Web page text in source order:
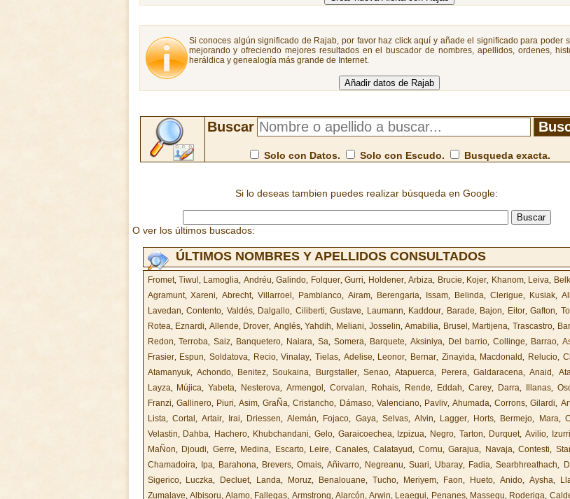
Si conoces algún significado de Rajab, por favor haz click aquí y añade el significado para poder
mejorando y ofreciendo mejores resultados en el buscador de nombres, apellidos, ordenes,
heráldica y genealogía más grande de Internet.
Buscar
Solo con Datos. Solo con Escudo. Busqueda exacta.
Si lo deseas tambien puedes realizar búsqueda en Google:
O ver los últimos buscados:
ÚLTIMOS NOMBRES Y APELLIDOS CONSULTADOS
Fromet, Tiwul , Lamoglia, Andréu,Galindo, Folquer,Gurri, Holdener,Arbiza, Brucie, Kojer, Khanom, Leiva,
Agramunt,Xareni,Abrecht,Villarroel, Pamblanco,Airam, Berengaria, Issam, Belinda, Clerigue, Kusiak,
Lavedan, Contento, Valdés, Dalgallo, Ciliberti, Gustave, Laumann, Kaddour, Barade, Bajon, Eitor, Gafton,
Rotea, Eznardi, Allende, Drover, Anglés,Yahdih, Meliani, Josselin,Amabilia, Brusel , Martijena,Trascastro,
Redon,Terroba,Saiz, Banquetero, Naiara,Sa,Somera, Barquete, Aksiniya, Del barrio, Collinge, Barrao,
Frasier, Espun, Soldatova, Recio,Vinalay, Tielas, Adelise, Leonor, Bernar, Zinayida, Macdonald, Relucio,
Atamanyuk, Achondo, Benitez,Soukaina, Burgstaller,Senao,Atapuerca, Perera, Galdaracena,Anaid,
Layza, Mújica,Yabeta, Nesterova,Armengol,Corvalan, Rohais, Rende, Eddah, Carey, Darra, Illanas,
Franzi, Gallinero, Piuri,Asim,GraÑa,Cristancho, Dámaso, Valenciano, Pavliv,Ahumada,Corrons,Gilardi,
Lista, Cortal , Artair, Irai, Driessen,Alemán, Fojaco, Gaya, Selvas, Alvin, Lagger, Horts, Bermejo, Mara,
Velastin, Dahba, Hachero, Khubchandani, Gelo, Garaicoechea, Izpizua, Negro,Tarton, Durquet, Avilio,
MaÑon, Djoudi, Gerre, Medina, Escarto, Leire, Canales, Calatayud, Cornu, Garajua, Navaja, Contesti,
Chamadoira, Ipa, Barahona, Brevers, Omais, Añivarro, Negreanu,Suari, Ubaray, Fadia,Searbhreathach,
Sigerico, Luczka, Decluet, Landa, Moruz, Benalouane,Tucho, Meriyem, Faon, Hueto, Anido, Aysha,
Zumalave, Albisoru,Alamo, Fallegas, Armstrong, Alarcón,Arwin, Leaegui, Penanes, Massegu, Roderiga,